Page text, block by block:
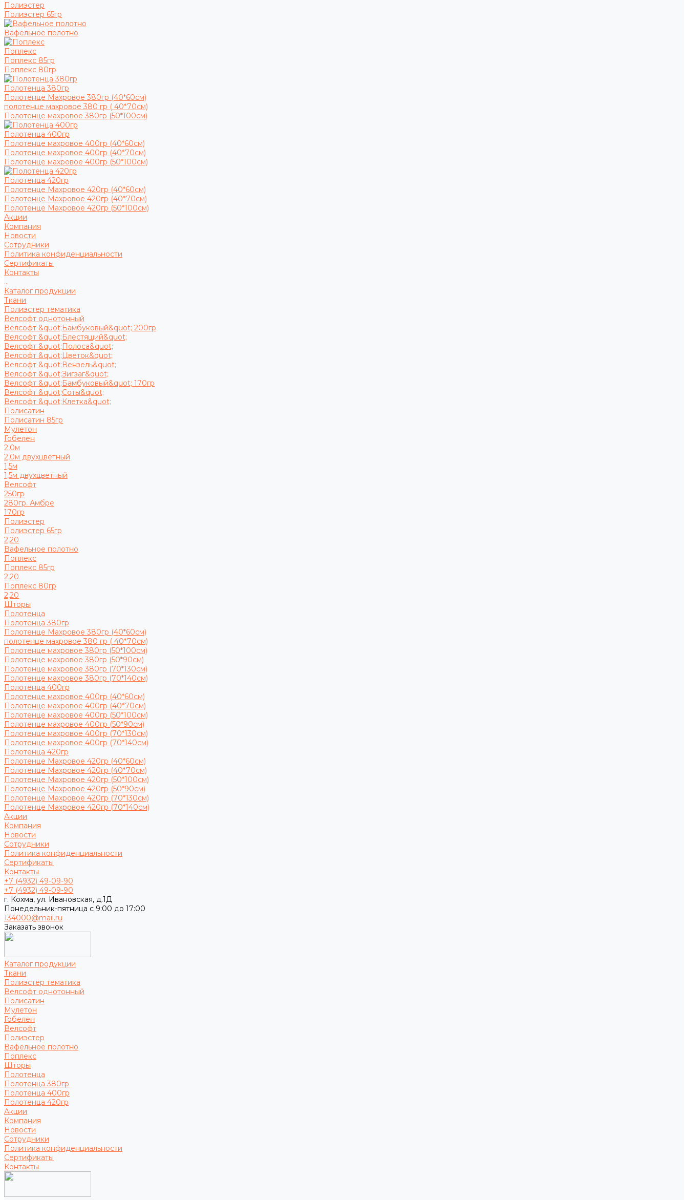
Полиэстер
Полиэстер 65гр
Вафельное полотно
Поплекс
Поплекс 85гр
Поплекс 80гр
Полотенца 380гр
Полотенце Махровое 380гр (40*60см)
полотенце махровое 380 гр ( 40*70см)
Полотенце махровое 380гр (50*100см)
Полотенца 400гр
Полотенце махровое 400гр (40*60см)
Полотенце махровое 400гр (40*70см)
Полотенце махровое 400гр (50*100см)
Полотенца 420гр
Полотенце Махровое 420гр (40*60см)
Полотенце Махровое 420гр (40*70см)
Полотенце Махровое 420гр (50*100см)
Акции
Компания
Новости
Сотрудники
Политика конфиденциальности
Сертификаты
Контакты
...
Каталог продукции
Ткани
Полиэстер тематика
Велсофт однотонный
Велсофт &quot;Бамбуковый&quot; 200гр
Велсофт &quot;Блестящий&quot;
Велсофт &quot;Полоса&quot;
Велсофт &quot;Цветок&quot;
Велсофт &quot;Вензель&quot;
Велсофт &quot;Зигзаг&quot;
Велсофт &quot;Бамбуковый&quot; 170гр
Велсофт &quot;Соты&quot;
Велсофт &quot;Клетка&quot;
Полисатин
Полисатин 85гр
Мулетон
Гобелен
2,0м
2,0м двухцветный
1,5м
1,5м двухцветный
Велсофт
250гр
280гр. Амбре
170гр
Полиэстер
Полиэстер 65гр
2,20
Вафельное полотно
Поплекс
Поплекс 85гр
2,20
Поплекс 80гр
2,20
Шторы
Полотенца
Полотенца 380гр
Полотенце Махровое 380гр (40*60см)
полотенце махровое 380 гр ( 40*70см)
Полотенце махровое 380гр (50*100см)
Полотенце махровое 380гр (50*90см)
Полотенце махровое 380гр (70*130см)
Полотенце махровое 380гр (70*140см)
Полотенца 400гр
Полотенце махровое 400гр (40*60см)
Полотенце махровое 400гр (40*70см)
Полотенце махровое 400гр (50*100см)
Полотенце махровое 400гр (50*90см)
Полотенце махровое 400гр (70*130см)
Полотенце махровое 400гр (70*140см)
Полотенца 420гр
Полотенце Махровое 420гр (40*60см)
Полотенце Махровое 420гр (40*70см)
Полотенце Махровое 420гр (50*100см)
Полотенце Махровое 420гр (50*90см)
Полотенце Махровое 420гр (70*130см)
Полотенце Махровое 420гр (70*140см)
Акции
Компания
Новости
Сотрудники
Политика конфиденциальности
Сертификаты
Контакты
+7 (4932) 49-09-90
+7 (4932) 49-09-90
г. Кохма, ул. Ивановская, д.1Д
Понедельник-пятница с 9:00 до 17:00
134000@mail.ru
Заказать звонок
Каталог продукции
Ткани
Полиэстер тематика
Велсофт однотонный
Полисатин
Мулетон
Гобелен
Велсофт
Полиэстер
Вафельное полотно
Поплекс
Шторы
Полотенца
Полотенца 380гр
Полотенца 400гр
Полотенца 420гр
Акции
Компания
Новости
Сотрудники
Политика конфиденциальности
Сертификаты
Контакты